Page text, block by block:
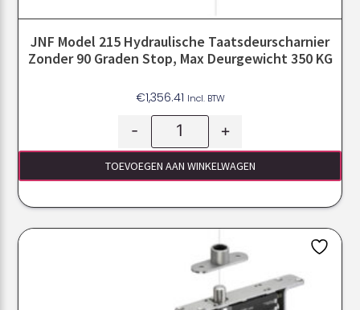
JNF Model 215 Hydraulische Taatsdeurscharnier
Zonder 90 Graden Stop, Max Deurgewicht 350 KG
€1,356.41 Incl. BTW
- +
TOEVOEGEN AAN WINKELWAGEN